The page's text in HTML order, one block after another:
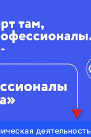
деятельность